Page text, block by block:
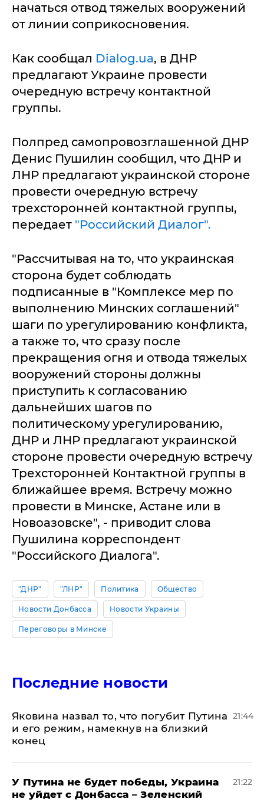
начаться отвод тяжелых вооружений
от линии соприкосновения.
Как сообщал Dialog.ua, в ДНР
предлагают Украине провести
очередную встречу контактной
группы.
Полпред самопровозглашенной ДНР
Денис Пушилин сообщил, что ДНР и
ЛНР предлагают украинской стороне
провести очередную встречу
трехсторонней контактной группы,
передает "Российский Диалог".
"Рассчитывая на то, что украинская
сторона будет соблюдать
подписанные в "Комплексе мер по
выполнению Минских соглашений"
шаги по урегулированию конфликта,
а также то, что сразу после
прекращения огня и отвода тяжелых
вооружений стороны должны
приступить к согласованию
дальнейших шагов по
политическому урегулированию,
ДНР и ЛНР предлагают украинской
стороне провести очередную встречу
Трехсторонней Контактной группы в
ближайшее время. Встречу можно
провести в Минске, Астане или в
Новоазовске", - приводит слова
Пушилина корреспондент
"Российского Диалога".
"ДНР" "ЛНР" Политика Общество
Новости Донбасса Новости Украины
Переговоры в Минске
Последние новости
Яковина назвал то, что погубит Путина
и его режим, намекнув на близкий
конец
21:44
У Путина не будет победы, Украина
не уйдет с Донбасса – Зеленский
21:22